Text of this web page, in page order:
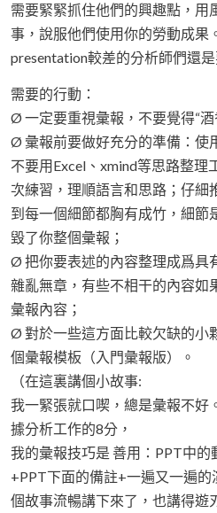
需要緊緊抓住他們的興趣點，用
事，說服他們使用你的勞動成果
presentation較差的分析師們還
需要的行動：
Ø 一定要重視彙報，不要覺得“酒
Ø 彙報前要做好充分的準備：使
不要用Excel、xmind等思路整理
次練習，理順語言和思路；仔細
到每一個細節都胸有成竹，細節
毀了你整個彙報；
Ø 把你要表述的內容整理成爲具
雜亂無章，有些不相干的內容如
彙報內容；
Ø 對於一些這方面比較欠缺的小
個彙報模板（入門彙報版）。
（在這裏講個小故事:
我一緊張就口喫，總是彙報不好
據分析工作的8分，
我的彙報技巧是 善用：PPT中
+PPT下面的備註+一遍又一遍
個故事流暢講下來了，也講得遊